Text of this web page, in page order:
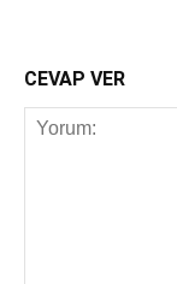
CEVAP VER